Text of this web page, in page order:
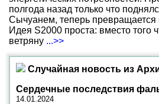
полгода назад только что
Сычуанем, теперь превращается
Идея S2000 проста: вместо того
ветряну ...>>
Случайная новость из
Сердечные последствия
14.01.2024